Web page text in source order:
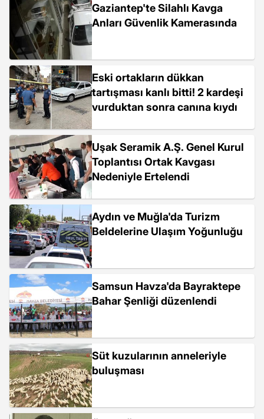
Gaziantep'te Silahlı Kavga
Anları Güvenlik Kamerasında
Eski ortakların dükkan
tartışması kanlı bitti! 2 kardeşi
vurduktan sonra canına kıydı
Uşak Seramik A.Ş. Genel Kurul
Toplantısı Ortak Kavgası
Nedeniyle Ertelendi
Aydın ve Muğla'da Turizm
Beldelerine Ulaşım Yoğunluğu
Samsun Havza'da Bayraktepe
Bahar Şenliği düzenlendi
Süt kuzularının anneleriyle
buluşması